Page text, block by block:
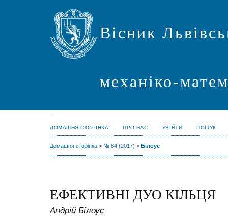
Вісник
механіко-
ДОМАШНЯ СТОРІНКА ПРО НАС УВІЙТИ ПОШУК
Домашня сторінка > № 84 (2017) > Білоус
ЕФЕКТИВНІ ДУО КІЛЬЦЯ
Андрій Білоус